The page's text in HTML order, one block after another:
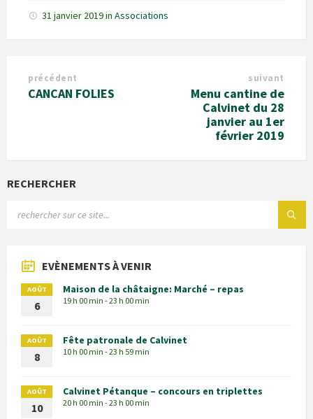
31 janvier 2019in Associations
précédent
CANCAN FOLIES
suivant
Menu cantine de
Calvinet du 28
janvier au 1er
février 2019
RECHERCHER
EVÈNEMENTS À VENIR
AOÛT
6
Maison de la châtaigne: Marché – repas
19 h 00 min - 23 h 00 min
AOÛT
8
Fête patronale de Calvinet
10 h 00 min - 23 h 59 min
AOÛT
10
Calvinet Pétanque – concours en triplettes
20 h 00 min - 23 h 00 min